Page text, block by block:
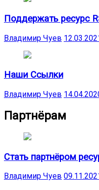
Поддержать ресурс
Владимир Чуев
Наши Ссылки
Владимир Чуев
Партнёрам
Стать партнёром
Владимир Чуев